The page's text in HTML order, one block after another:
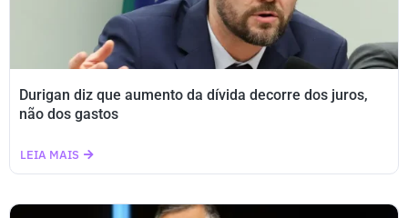
Durigan diz que aumento da dívida decorre dos juros,
não dos gastos
LEIA MAIS